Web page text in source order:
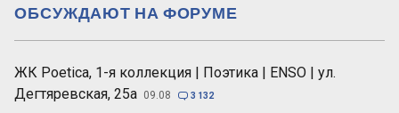
ЖК Poetica, 1-я коллекция | Поэтика | ENSO | ул.
Дегтяревская, 25а 09.08  3 132
ОБСУЖДАЮТ НА ФОРУМЕ